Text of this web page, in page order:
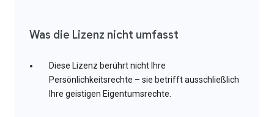
Was die Lizenz nicht umfasst
Diese Lizenz berührt nicht Ihre
Persönlichkeitsrechte – sie betrifft ausschließlich
Ihre geistigen Eigentumsrechte.